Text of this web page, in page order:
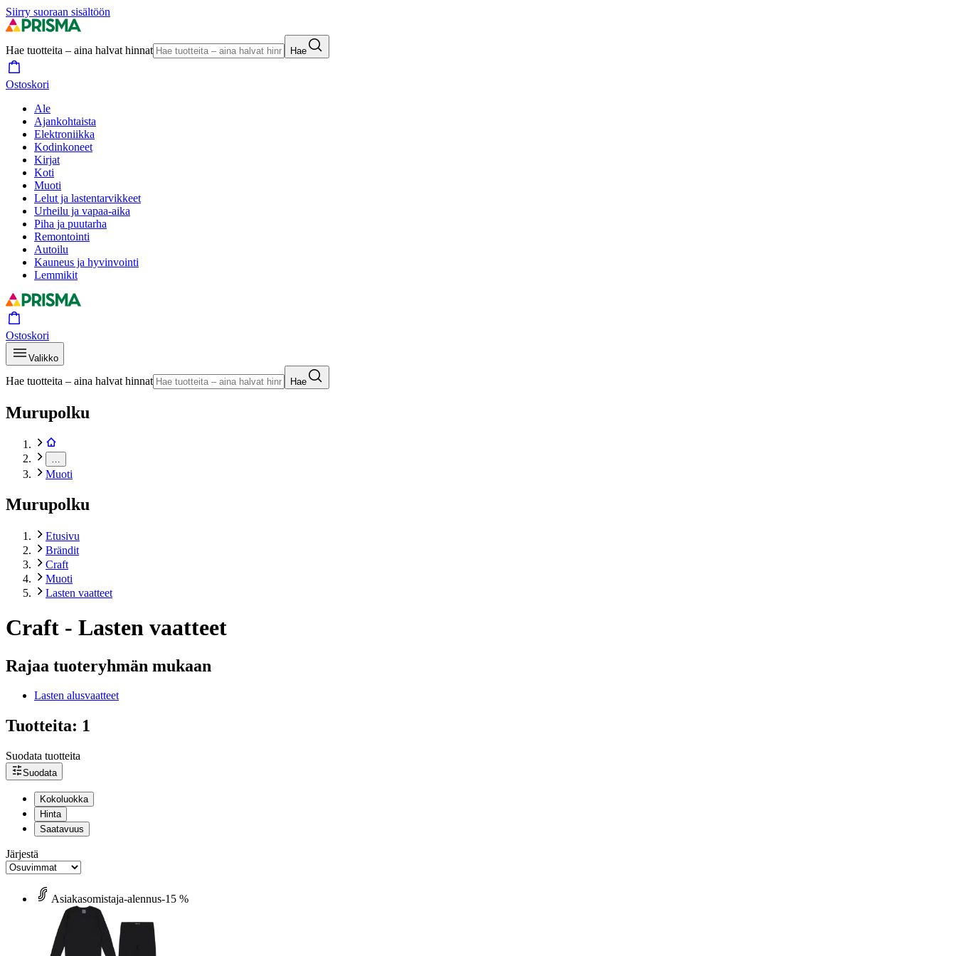
Siirry suoraan sisältöön
Hae tuotteita – aina halvat hinnat Hae
Ostoskori
Ale
Ajankohtaista
Elektroniikka
Kodinkoneet
Kirjat
Koti
Muoti
Lelut ja lastentarvikkeet
Urheilu ja vapaa-aika
Piha ja puutarha
Remontointi
Autoilu
Kauneus ja hyvinvointi
Lemmikit
Ostoskori
Valikko
Hae tuotteita – aina halvat hinnat Hae
Murupolku
Muoti
Murupolku
Etusivu
Brändit
Craft
Muoti
Lasten vaatteet
Craft - Lasten vaatteet
Rajaa tuoteryhmän mukaan
Lasten alusvaatteet
Tuotteita: 1
Suodata tuotteita
Suodata
Kokoluokka
Hinta
Saatavuus
Järjestä
Asiakasomistaja-alennus-15 %